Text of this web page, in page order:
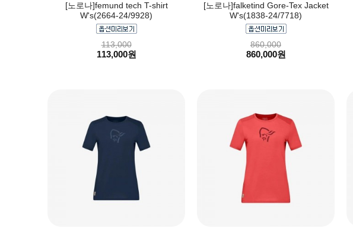
[노로나]femund tech T-shirt
W's(2664-24/9928)
113,000
113,000원
[노로나]falketind Gore-Tex Jacket
W's(1838-24/7718)
860,000
860,000원